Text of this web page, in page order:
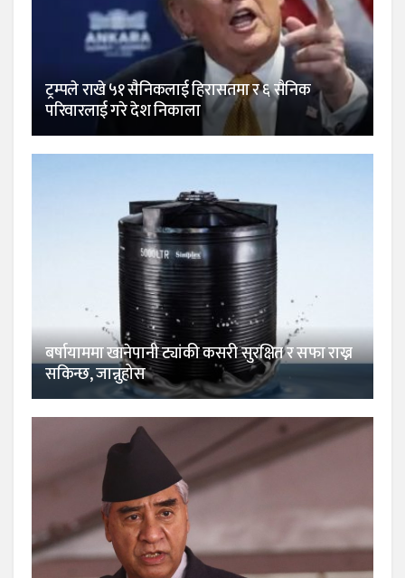
ट्रम्पले राखे ५१ सैनिकलाई हिरासतमा र ६ सैनिक
परिवारलाई गरे देश निकाला
बर्षायाममा खानेपानी ट्यांकी कसरी सुरक्षित र सफा राख्न
सकिन्छ, जान्नुहोस